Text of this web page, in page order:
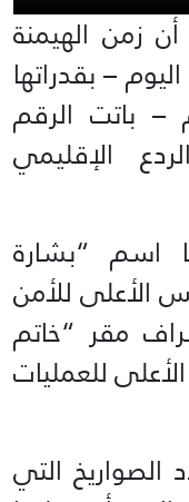
زمن الهيمنة
– بقدراتها
– باتت الرقم
الإقليمي
اسم “بشارة
الأعلى للأمن
مقر “خاتم
للعمليات
التي